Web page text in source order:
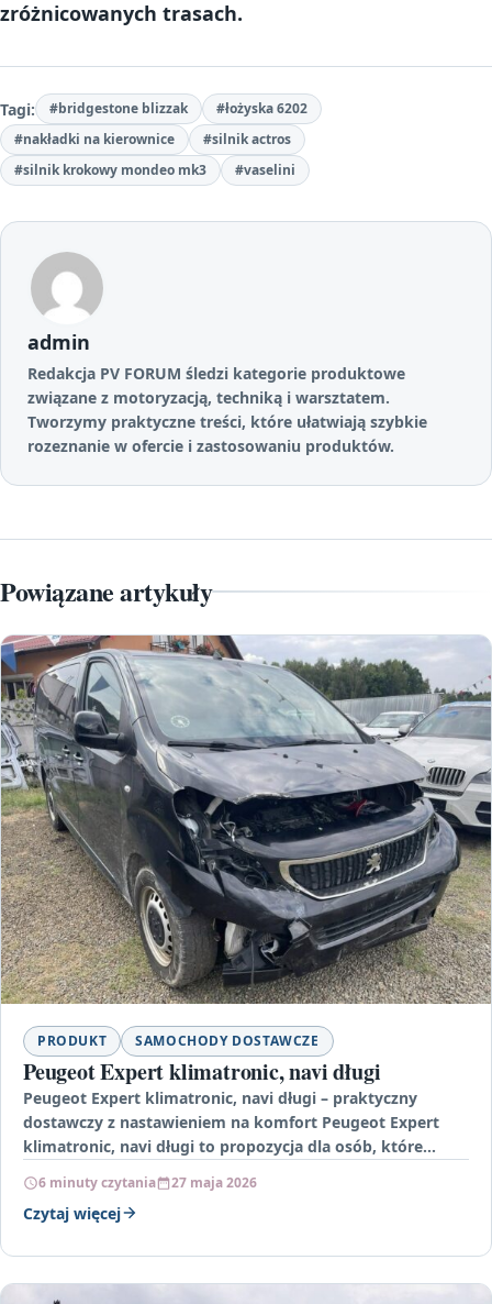
zróżnicowanych trasach.
Tagi: #bridgestone blizzak
#łożyska 6202
#nakładki na kierownice
#silnik actros
#silnik krokowy mondeo mk3
#vaselini
admin
Redakcja PV FORUM śledzi kategorie produktowe
związane z motoryzacją, techniką i warsztatem.
Tworzymy praktyczne treści, które ułatwiają szybkie
rozeznanie w ofercie i zastosowaniu produktów.
Powiązane artykuły
PRODUKT SAMOCHODY DOSTAWCZE
Peugeot Expert klimatronic, navi długi
Peugeot Expert klimatronic, navi długi – praktyczny
dostawczy z nastawieniem na komfort Peugeot Expert
klimatronic, navi długi to propozycja dla osób, które
6 minuty czytania 27 maja 2026
Czytaj więcej